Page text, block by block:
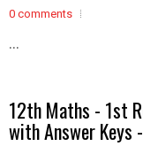
0 comments
...
12th Maths - 1st
with Answer Keys